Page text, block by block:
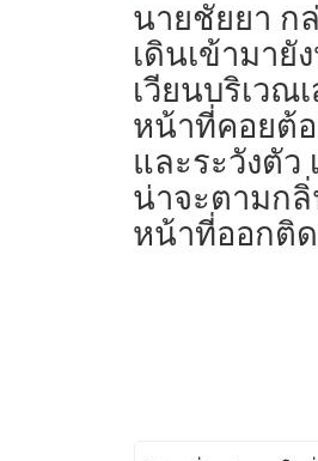
นายชัยยา ก
เดินเข้ามา
เวียนบริเวณ
หน้าที่คอยต้อ
และระวังตัว
น่าจะตามกลิ่
หน้าที่ออกติ